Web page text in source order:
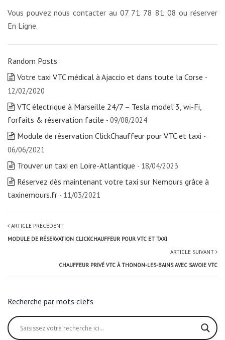
Vous pouvez nous contacter au 07 71 78 81 08 ou réserver
En Ligne.
Random Posts
Votre taxi VTC médical à Ajaccio et dans toute la Corse -
12/02/2020
VTC électrique à Marseille 24/7 – Tesla model 3, wi-Fi,
forfaits & réservation facile - 09/08/2024
Module de réservation ClickChauffeur pour VTC et taxi -
06/06/2021
Trouver un taxi en Loire-Atlantique - 18/04/2023
Réservez dès maintenant votre taxi sur Nemours grâce à
taxinemours.fr - 11/03/2021
ARTICLE PRÉCÉDENT
MODULE DE RÉSERVATION CLICKCHAUFFEUR POUR VTC ET TAXI
ARTICLE SUIVANT
CHAUFFEUR PRIVÉ VTC À THONON-LES-BAINS AVEC SAVOIE VTC
Recherche par mots clefs